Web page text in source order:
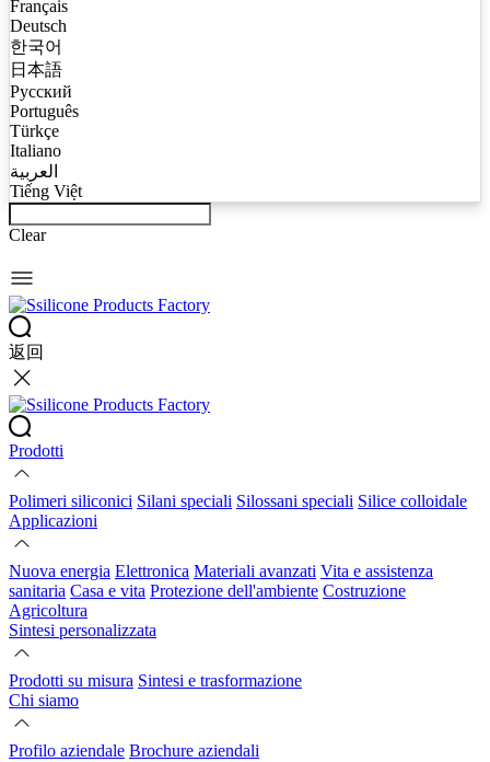
Français
Deutsch
한국어
日本語
Русский
Português
Türkçe
Italiano
العربية
Tiếng Việt
Clear
返回
Prodotti
Polimeri siliconici Silani speciali Silossani speciali Silice colloidale
Applicazioni
Nuova energia Elettronica Materiali avanzati Vita e assistenza
sanitaria Casa e vita Protezione dell'ambiente Costruzione
Agricoltura
Sintesi personalizzata
Prodotti su misura Sintesi e trasformazione
Chi siamo
Profilo aziendale Brochure aziendali